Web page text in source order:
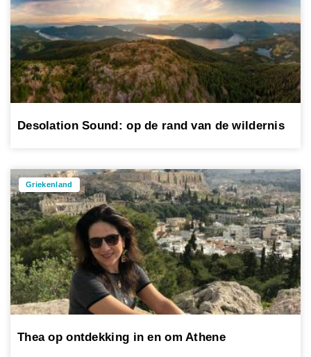
Desolation Sound: op de rand van de wildernis
Griekenland
Thea op ontdekking in en om Athene